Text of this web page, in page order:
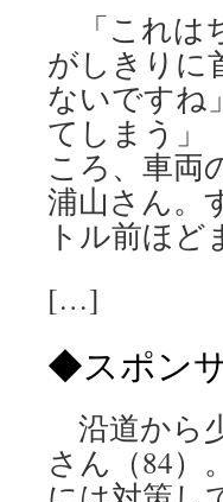
「これは
がしきりに
ないですね
てしまう」
ころ、車両
浦山さん。
トル前ほど
[…]
◆スポン
沿道から
さん（84）